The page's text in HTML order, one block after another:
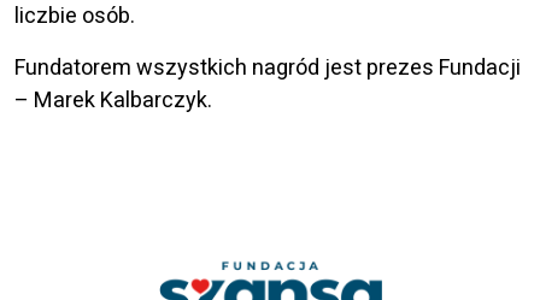
liczbie osób.
Fundatorem wszystkich nagród jest prezes Fundacji
– Marek Kalbarczyk.